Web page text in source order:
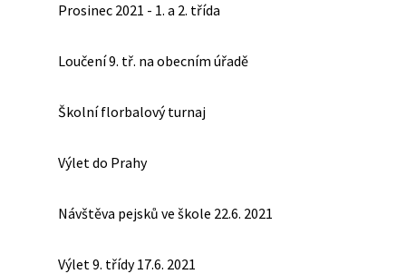
Prosinec 2021 - 1. a 2. třída
Loučení 9. tř. na obecním úřadě
Školní florbalový turnaj
Výlet do Prahy
Návštěva pejsků ve škole 22.6. 2021
Výlet 9. třídy 17.6. 2021